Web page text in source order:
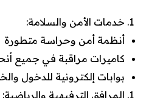
خدمات الأمن والسلامة:
أنظمة أمن وحراسة متطورة
كاميرات مراقبة في جميع
بوابات إلكترونية للدخول
المرافق الترفيهية والرياضية: